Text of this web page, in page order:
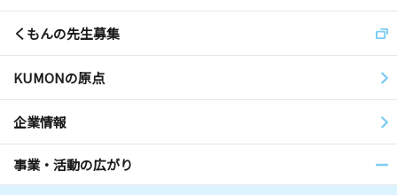
くもんの先生募集
KUMONの原点
企業情報
事業・活動の広がり